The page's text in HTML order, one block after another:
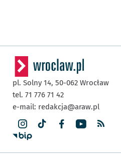
pl. Solny 14, 50-062 Wrocław
tel. 71 776 71 42
e-mail: redakcja@araw.pl